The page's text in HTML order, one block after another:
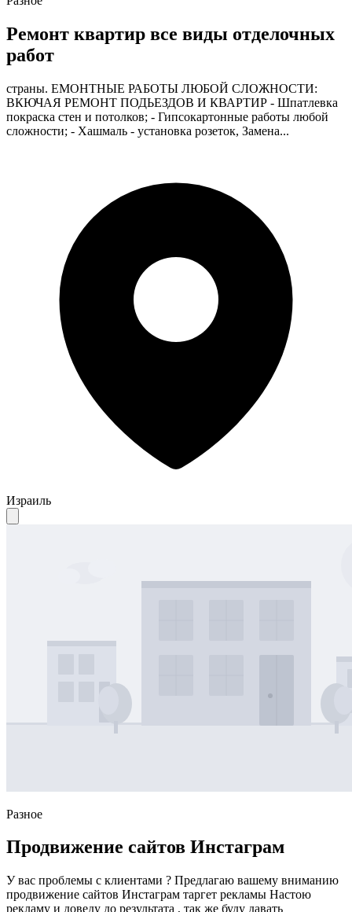
Ремонт квартир все виды отделочных
работ
страны. ЕМОНТНЫЕ РАБОТЫ ЛЮБОЙ СЛОЖНОСТИ:
ВКЮЧАЯ РЕМОНТ ПОДЬЕЗДОВ И КВАРТИР - Шпатлевка
покраска стен и потолков; - Гипсокартонные работы любой
сложности; - Хашмаль - установка розеток, Замена...
Израиль
Разное
Продвижение сайтов Инстаграм
У вас проблемы с клиентами ? Предлагаю вашему вниманию
продвижение сайтов Инстаграм таргет рекламы Настою
рекламу и доведу до результата , так же буду давать